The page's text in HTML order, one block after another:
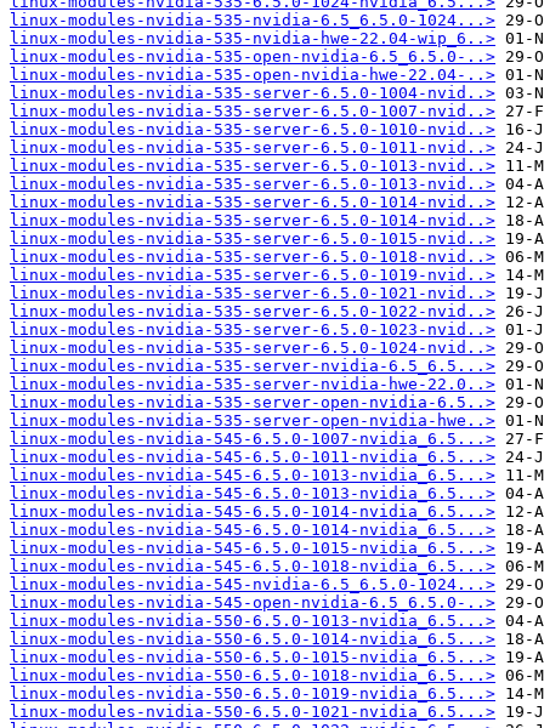
linux-modules-nvidia-535-nvidia-6.5_6.5.0-1024...>
linux-modules-nvidia-535-nvidia-hwe-22.04-wip_6..>
linux-modules-nvidia-535-open-nvidia-6.5_6.5.0-..>
linux-modules-nvidia-535-open-nvidia-hwe-22.04-..>
linux-modules-nvidia-535-server-6.5.0-1004-nvid..>
linux-modules-nvidia-535-server-6.5.0-1007-nvid..>
linux-modules-nvidia-535-server-6.5.0-1010-nvid..>
linux-modules-nvidia-535-server-6.5.0-1011-nvid..>
linux-modules-nvidia-535-server-6.5.0-1013-nvid..>
linux-modules-nvidia-535-server-6.5.0-1013-nvid..>
linux-modules-nvidia-535-server-6.5.0-1014-nvid..>
linux-modules-nvidia-535-server-6.5.0-1014-nvid..>
linux-modules-nvidia-535-server-6.5.0-1015-nvid..>
linux-modules-nvidia-535-server-6.5.0-1018-nvid..>
linux-modules-nvidia-535-server-6.5.0-1019-nvid..>
linux-modules-nvidia-535-server-6.5.0-1021-nvid..>
linux-modules-nvidia-535-server-6.5.0-1022-nvid..>
linux-modules-nvidia-535-server-6.5.0-1023-nvid..>
linux-modules-nvidia-535-server-6.5.0-1024-nvid..>
linux-modules-nvidia-535-server-nvidia-6.5_6.5...>
linux-modules-nvidia-535-server-nvidia-hwe-22.0..>
linux-modules-nvidia-535-server-open-nvidia-6.5..>
linux-modules-nvidia-535-server-open-nvidia-hwe..>
linux-modules-nvidia-545-6.5.0-1007-nvidia_6.5...>
linux-modules-nvidia-545-6.5.0-1011-nvidia_6.5...>
linux-modules-nvidia-545-6.5.0-1013-nvidia_6.5...>
linux-modules-nvidia-545-6.5.0-1013-nvidia_6.5...>
linux-modules-nvidia-545-6.5.0-1014-nvidia_6.5...>
linux-modules-nvidia-545-6.5.0-1014-nvidia_6.5...>
linux-modules-nvidia-545-6.5.0-1015-nvidia_6.5...>
linux-modules-nvidia-545-6.5.0-1018-nvidia_6.5...>
linux-modules-nvidia-545-nvidia-6.5_6.5.0-1024...>
linux-modules-nvidia-545-open-nvidia-6.5_6.5.0-..>
linux-modules-nvidia-550-6.5.0-1013-nvidia_6.5...>
linux-modules-nvidia-550-6.5.0-1014-nvidia_6.5...>
linux-modules-nvidia-550-6.5.0-1015-nvidia_6.5...>
linux-modules-nvidia-550-6.5.0-1018-nvidia_6.5...>
linux-modules-nvidia-550-6.5.0-1019-nvidia_6.5...>
linux-modules-nvidia-550-6.5.0-1021-nvidia_6.5...>